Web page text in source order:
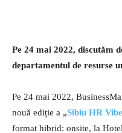
Pe 24 mai 2022, discutăm
departamentul de resurse
Pe 24 mai 2022,
nouă ediție a „Sibiu HR
format hibrid: onsite, la